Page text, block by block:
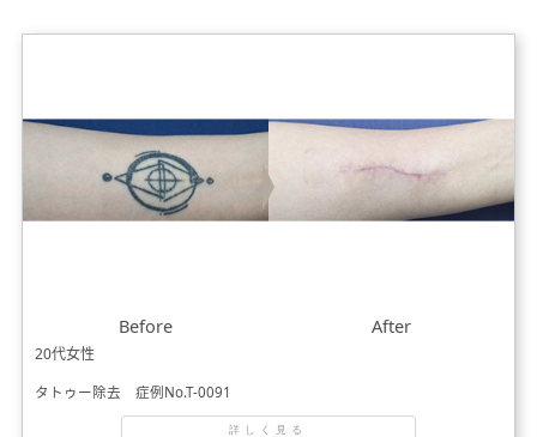
Before After
20代女性
タトゥー除去 症例No.T-0091
詳しく見る